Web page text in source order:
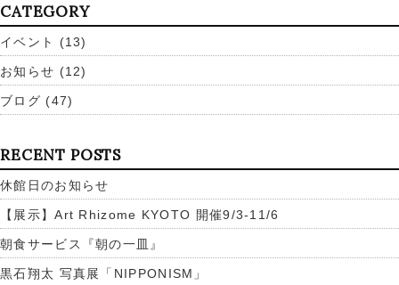
CATEGORY
イベント (13)
お知らせ (12)
ブログ (47)
RECENT POSTS
休館日のお知らせ
【展示】Art Rhizome KYOTO 開催9/3-11/6
朝食サービス『朝の一皿』
黒石翔太 写真展「NIPPONISM」